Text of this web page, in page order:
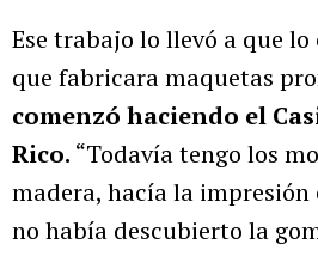
Ese trabajo lo llevó a que
que fabricara maquetas
comenzó haciendo el
Rico. “Todavía tengo los
madera, hacía la
no había descubierto la